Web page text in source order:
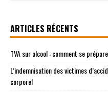
ARTICLES RÉCENTS
TVA sur alcool : comment se
L’indemnisation des victimes
corporel